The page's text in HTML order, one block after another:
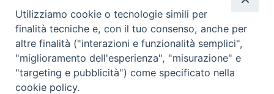
Chi siamo
Come abbonarsi
Contatti
Utilizziamo cookie o tecnologie simili per
finalità tecniche e, con il tuo consenso, anche per
altre finalità ("interazioni e funzionalità semplici",
"miglioramento dell'esperienza", "misurazione" e
"targeting e pubblicità") come specificato nella
cookie policy.